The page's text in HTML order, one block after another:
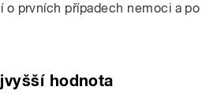
o prvních případech nemoci a po
hodnota